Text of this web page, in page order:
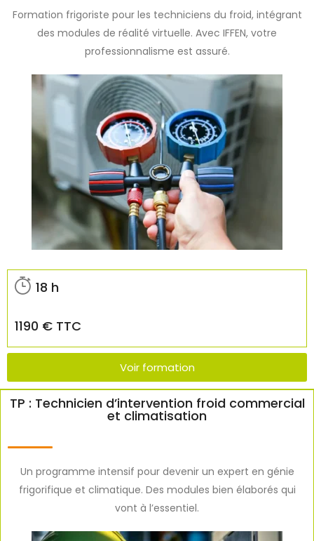
Formation frigoriste pour les techniciens du froid, intégrant
des modules de réalité virtuelle. Avec IFFEN, votre
professionnalisme est assuré.
18 h
1190 € TTC
Voir formation
TP : Technicien d’intervention froid commercial
et climatisation
Un programme intensif pour devenir un expert en génie
frigorifique et climatique. Des modules bien élaborés qui
vont à l’essentiel.